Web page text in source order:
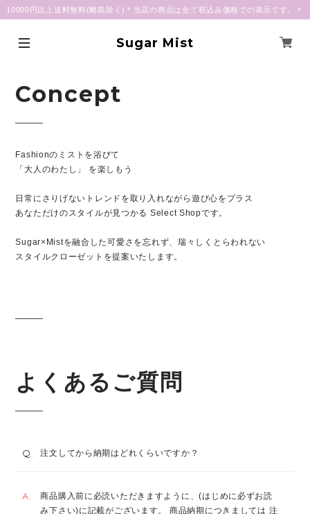
10000円以上送料無料(離島除く)＊当店の商品は全て税込み価格での表示です。＊
Sugar Mist
Concept
Fashionのミストを浴びて
「大人のわたし」 を楽しもう
日常にさりげないトレンドを取り入れながら遊び心をプラス
あなただけのスタイルが見つかる Select Shopです。
Sugar×Mistを融合した可愛さを忘れず、瑞々しくとらわれない
スタイルクローゼットを提案いたします。
よくあるご質問
Q. 注文してから納期はどれくらいですか？
A.
商品購入前に必読いただきますように、(はじめに必ずお読
み下さい)に記載がございます。 商品納期につきましては 注